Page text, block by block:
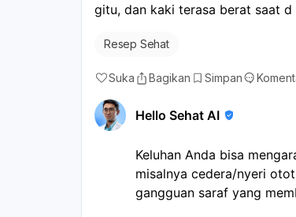
gitu, dan kaki terasa berat saat
Resep Sehat
Suka Bagikan Simpan
Hello Sehat AI
Keluhan Anda bisa
misalnya cedera/nyeri
gangguan saraf yang